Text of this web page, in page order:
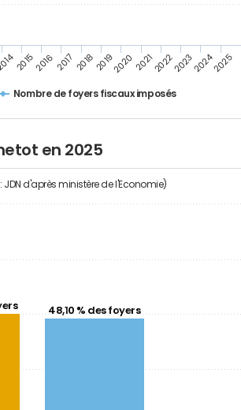
Nombre de foyers fiscaux imposés
20152016 2017 20182019202020212022202320242025
en 2025
d'après ministère de l'Economie)
48,10 % des foyers